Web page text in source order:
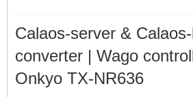
Calaos-server &
converter | Wago
Onkyo TX-NR636